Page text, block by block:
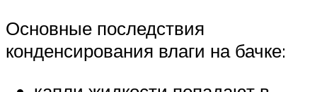
Основные последствия
конденсирования влаги на бачке: